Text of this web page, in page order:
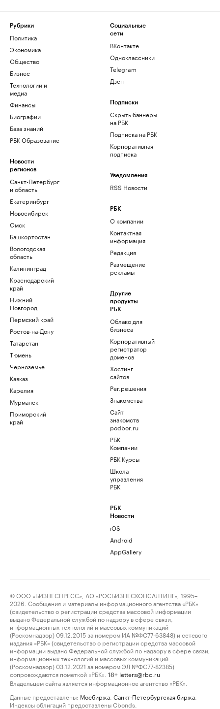
Рубрики
Политика
Экономика
Общество
Бизнес
Технологии и
медиа
Финансы
Биографии
База знаний
РБК Образование
Новости
регионов
Санкт-Петербург
и область
Екатеринбург
Новосибирск
Омск
Башкортостан
Вологодская
область
Калининград
Краснодарский
край
Нижний
Новгород
Пермский край
Ростов-на-Дону
Татарстан
Тюмень
Черноземье
Кавказ
Карелия
Мурманск
Приморский
край
Социальные
сети
ВКонтакте
Одноклассники
Telegram
Дзен
Подписки
Скрыть баннеры
на РБК
Подписка на РБК
Корпоративная
подписка
Уведомления
RSS Новости
РБК
О компании
Контактная
информация
Редакция
Размещение
рекламы
Другие
продукты
РБК
Облако для
бизнеса
Корпоративный
регистратор
доменов
Хостинг
сайтов
Рег.решения
Знакомства
Сайт
знакомств
podbor.ru
РБК
Компании
РБК Курсы
Школа
управления
РБК
РБК
Новости
iOS
Android
AppGallery
© ООО «БИЗНЕСПРЕСС», АО «РОСБИЗНЕСКОНСАЛТИНГ», 1995–
2026. Сообщения и материалы информационного агентства «РБК»
(свидетельство о регистрации средства массовой информации
выдано Федеральной службой по надзору в сфере связи,
информационных технологий и массовых коммуникаций
(Роскомнадзор) 09.12.2015 за номером ИА №ФС77-63848) и сетевого
издания «РБК» (свидетельство о регистрации средства массовой
информации выдано Федеральной службой по надзору в сфере связи,
информационных технологий и массовых коммуникаций
(Роскомнадзор) 03.12.2021 за номером ЭЛ №ФС77-82385)
сопровождаются пометкой «РБК».
18+ letters@rbc.ru
Владельцем сайта является информационное агентство «РБК».
Данные предоставлены: Мосбиржа Санкт-Петербургская биржа
Индексы облигаций предоставлены Cbonds.